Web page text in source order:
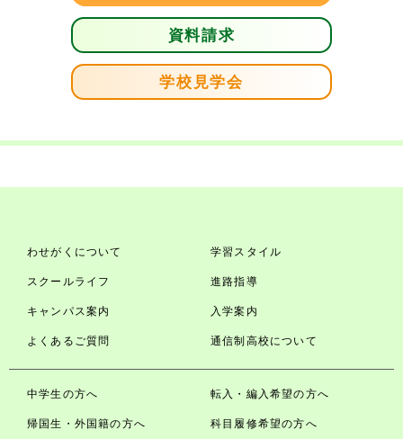
資料請求
学校見学会
わせがくについて 学習スタイル
スクールライフ 進路指導
キャンパス案内 入学案内
よくあるご質問 通信制高校について
中学生の方へ 転入・編入希望の方へ
帰国生・外国籍の方へ 科目履修希望の方へ